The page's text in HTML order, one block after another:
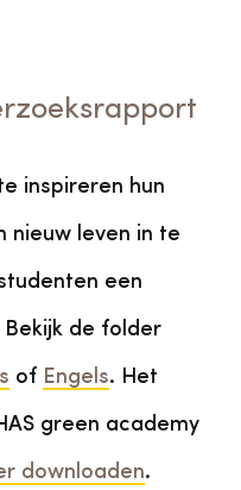
inspireren hun
nieuw leven in te
een
de folder
of Engels. Het
green academy
downloaden.